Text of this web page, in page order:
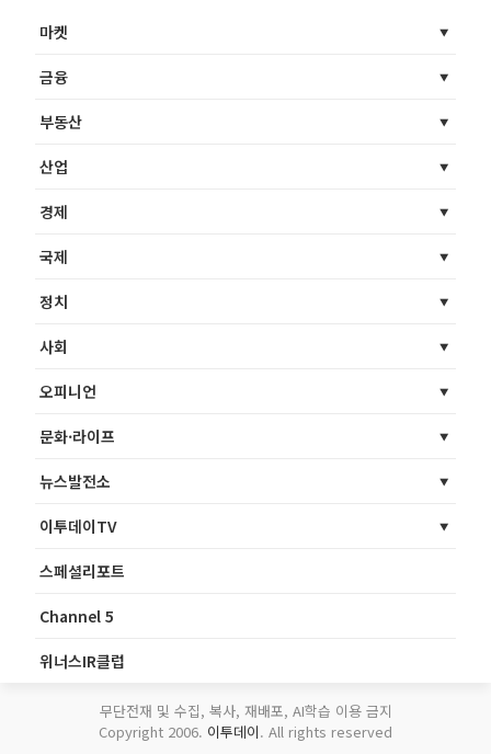
마켓
금융
부동산
산업
경제
국제
정치
사회
오피니언
문화·라이프
뉴스발전소
이투데이TV
스페셜리포트
Channel 5
위너스IR클럽
무단전재 및 수집, 복사, 재배포, AI학습 이용 금지
Copyright 2006. 이투데이. All rights reserved